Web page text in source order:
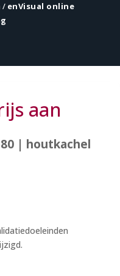
/ enVisual online
voorwaarden
aan
80 | houtkachel